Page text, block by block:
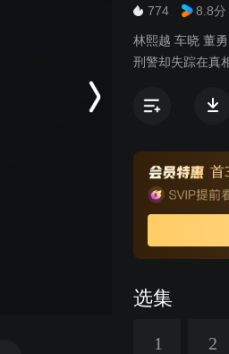
774 8.8分
林熙越 车晓 董
刑警却失踪在真
首
选集
1 2